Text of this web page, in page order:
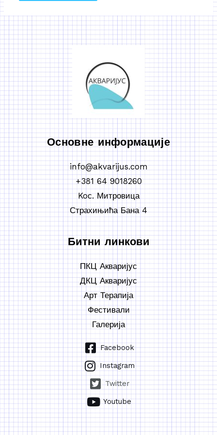
Основне информације
info@akvarijus.com
+381 64 9018260
Koс. Митровица
Страхињића Бана 4
Битни линкови
ПКЦ Акваријус
ДКЦ Акваријус
Арт Терапија
Фестивали
Галерија
Facebook
Instagram
Twitter
Youtube